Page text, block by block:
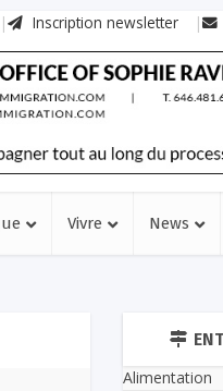
Inscription newsletter
Vivre News
Alimentation